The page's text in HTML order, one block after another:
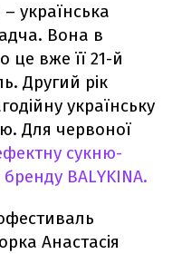
українська
Вона в
це вже її 21-й
Другий рік
українську
Для червоної
сукню-
бренду BALYKINA.
Анастасія